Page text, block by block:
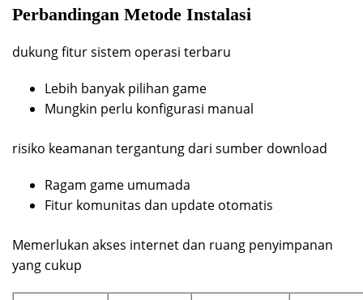
Perbandingan Metode Instalasi
dukung fitur sistem operasi terbaru
Lebih banyak pilihan game
Mungkin perlu konfigurasi manual
risiko keamanan tergantung dari sumber download
Ragam game umumada
Fitur komunitas dan update otomatis
Memerlukan akses internet dan ruang penyimpanan
yang cukup